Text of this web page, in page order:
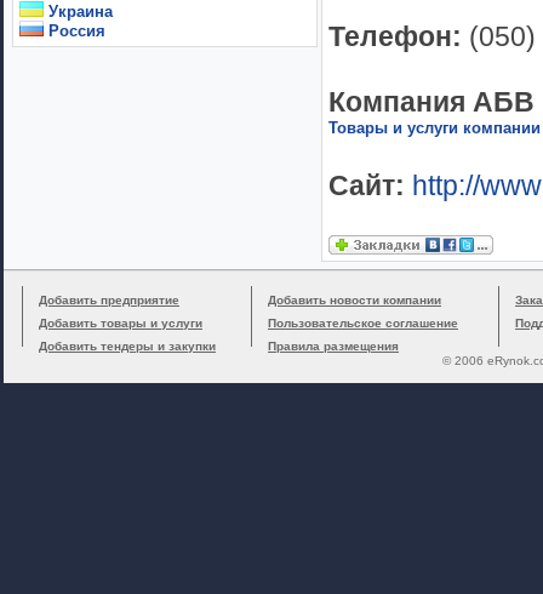
Украина
Россия
Телефон: (050)
Компания
Товары и услуги компании
Сайт: http://
Добавить предприятие
Добавить товары и услуги
Добавить тендеры и закупки
Добавить новости компании
Пользовательское соглашение
Правила размещения
© 2006